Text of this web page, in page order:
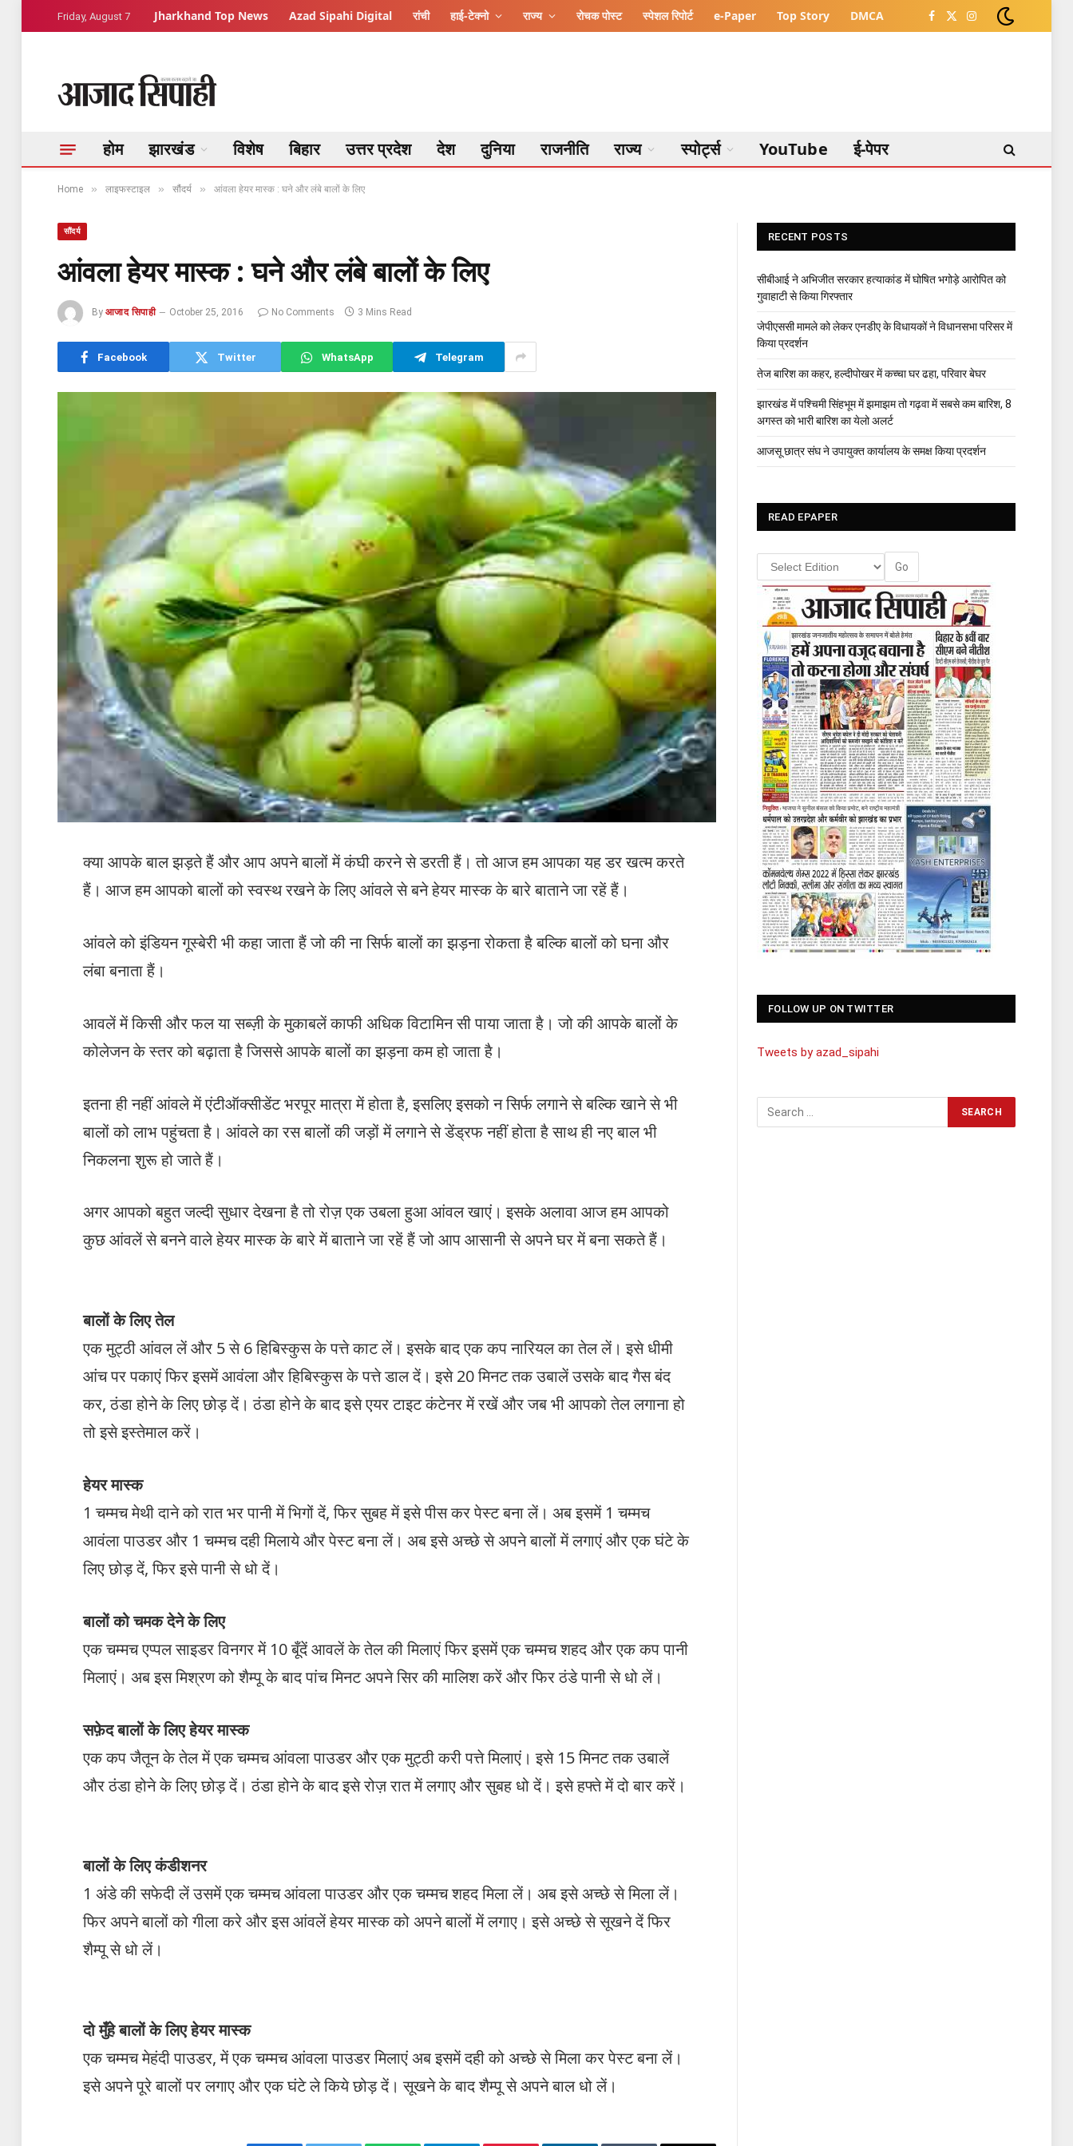
Friday, August 7 Jharkhand Top News Azad Sipahi Digital रांची हाई-टेक्नो राज्य रोचक पोस्ट स्पेशल रिपोर्ट e-Paper Top Story DMCA Facebook
X
Instagram
होम झारखंड विशेष बिहार उत्तर प्रदेश देश दुनिया राजनीति राज्य स्पोर्ट्स YouTube ई-पेपर
Home » लाइफस्टाइल » सौंदर्य » आंवला हेयर मास्क : घने और लंबे बालों के लिए
सौंदर्य
आंवला हेयर मास्क : घने और लंबे बालों के लिए
By आजाद सिपाही October 25, 2016 No Comments 3 Mins Read
Facebook Twitter WhatsApp Telegram
क्या आपके बाल झड़ते हैं और आप अपने बालों में कंघी करने से डरती हैं। तो आज हम आपका यह डर खत्म करते
हैं। आज हम आपको बालों को स्वस्थ रखने के लिए आंवले से बने हेयर मास्क के बारे बाताने जा रहें हैं।
आंवले को इंडियन गूस्बेरी भी कहा जाता हैं जो की ना सिर्फ बालों का झड़ना रोकता है बल्कि बालों को घना और
लंबा बनाता हैं।
आवलें में किसी और फल या सब्ज़ी के मुकाबलें काफी अधिक विटामिन सी पाया जाता है। जो की आपके बालों के
कोलेजन के स्तर को बढ़ाता है जिससे आपके बालों का झड़ना कम हो जाता है।
इतना ही नहीं आंवले में एंटीऑक्सीडेंट भरपूर मात्रा में होता है, इसलिए इसको न सिर्फ लगाने से बल्कि खाने से भी
बालों को लाभ पहुंचता है। आंवले का रस बालों की जड़ों में लगाने से डेंड्रफ नहीं होता है साथ ही नए बाल भी
निकलना शुरू हो जाते हैं।
अगर आपको बहुत जल्दी सुधार देखना है तो रोज़ एक उबला हुआ आंवल खाएं। इसके अलावा आज हम आपको
कुछ आंवलें से बनने वाले हेयर मास्क के बारे में बाताने जा रहें हैं जो आप आसानी से अपने घर में बना सकते हैं।
बालों के लिए तेल
एक मुट्ठी आंवल लें और 5 से 6 हिबिस्कुस के पत्ते काट लें। इसके बाद एक कप नारियल का तेल लें। इसे धीमी
आंच पर पकाएं फिर इसमें आवंला और हिबिस्कुस के पत्ते डाल दें। इसे 20 मिनट तक उबालें उसके बाद गैस बंद
कर, ठंडा होने के लिए छोड़ दें। ठंडा होने के बाद इसे एयर टाइट कंटेनर में रखें और जब भी आपको तेल लगाना हो
तो इसे इस्तेमाल करें।
हेयर मास्क
1 चम्मच मेथी दाने को रात भर पानी में भिगों दें, फिर सुबह में इसे पीस कर पेस्ट बना लें। अब इसमें 1 चम्मच
आवंला पाउडर और 1 चम्मच दही मिलाये और पेस्ट बना लें। अब इसे अच्छे से अपने बालों में लगाएं और एक घंटे के
लिए छोड़ दें, फिर इसे पानी से धो दें।
बालों को चमक देने के लिए
एक चम्मच एप्पल साइडर विनगर में 10 बूँदें आवलें के तेल की मिलाएं फिर इसमें एक चम्मच शहद और एक कप पानी
मिलाएं। अब इस मिश्रण को शैम्पू के बाद पांच मिनट अपने सिर की मालिश करें और फिर ठंडे पानी से धो लें।
सफ़ेद बालों के लिए हेयर मास्क
एक कप जैतून के तेल में एक चम्मच आंवला पाउडर और एक मुट्ठी करी पत्ते मिलाएं। इसे 15 मिनट तक उबालें
और ठंडा होने के लिए छोड़ दें। ठंडा होने के बाद इसे रोज़ रात में लगाए और सुबह धो दें। इसे हफ्ते में दो बार करें।
बालों के लिए कंडीशनर
1 अंडे की सफेदी लें उसमें एक चम्मच आंवला पाउडर और एक चम्मच शहद मिला लें। अब इसे अच्छे से मिला लें।
फिर अपने बालों को गीला करे और इस आंवलें हेयर मास्क को अपने बालों में लगाए। इसे अच्छे से सूखने दें फिर
शैम्पू से धो लें।
दो मुँहे बालों के लिए हेयर मास्क
एक चम्मच मेहंदी पाउडर, में एक चम्मच आंवला पाउडर मिलाएं अब इसमें दही को अच्छे से मिला कर पेस्ट बना लें।
इसे अपने पूरे बालों पर लगाए और एक घंटे ले किये छोड़ दें। सूखने के बाद शैम्पू से अपने बाल धो लें।
RECENT POSTS
सीबीआई ने अभिजीत सरकार हत्याकांड में घोषित भगोड़े आरोपित को
गुवाहाटी से किया गिरफ्तार
जेपीएससी मामले को लेकर एनडीए के विधायकों ने विधानसभा परिसर में
किया प्रदर्शन
तेज बारिश का कहर, हल्दीपोखर में कच्चा घर ढहा, परिवार बेघर
झारखंड में पश्चिमी सिंहभूम में झमाझम तो गढ़वा में सबसे कम बारिश, 8
अगस्त को भारी बारिश का येलो अलर्ट
आजसू छात्र संघ ने उपायुक्त कार्यालय के समक्ष किया प्रदर्शन
READ EPAPER
FOLLOW UP ON TWITTER
Tweets by azad_sipahi